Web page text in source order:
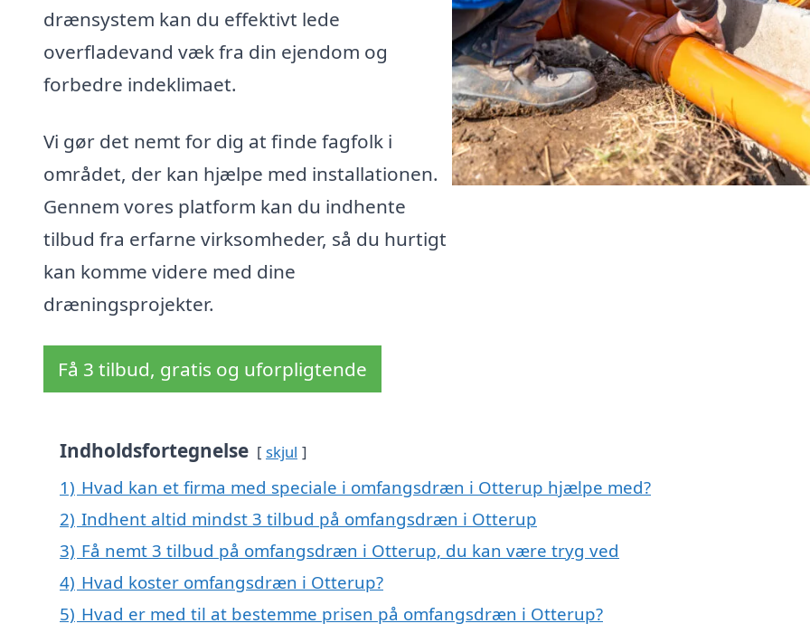
drænsystem kan du effektivt lede
overfladevand væk fra din ejendom og
forbedre indeklimaet.
Vi gør det nemt for dig at finde fagfolk i
området, der kan hjælpe med installationen.
Gennem vores platform kan du indhente
tilbud fra erfarne virksomheder, så du hurtigt
kan komme videre med dine
dræningsprojekter.
Få 3 tilbud, gratis og uforpligtende
Indholdsfortegnelse skjul
1) Hvad kan et firma med speciale i omfangsdræn i Otterup hjælpe med?
2) Indhent altid mindst 3 tilbud på omfangsdræn i Otterup
3) Få nemt 3 tilbud på omfangsdræn i Otterup, du kan være tryg ved
4) Hvad koster omfangsdræn i Otterup?
5) Hvad er med til at bestemme prisen på omfangsdræn i Otterup?